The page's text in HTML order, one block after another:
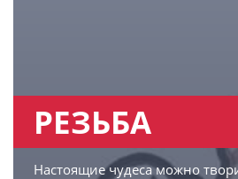
РЕЗЬБА
Настоящие чудеса можно